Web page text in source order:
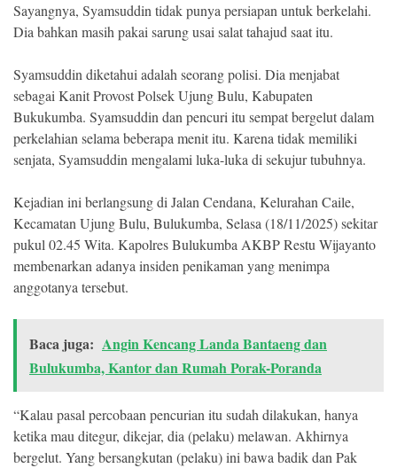
Sayangnya, Syamsuddin tidak punya persiapan untuk berkelahi.
Dia bahkan masih pakai sarung usai salat tahajud saat itu.
Syamsuddin diketahui adalah seorang polisi. Dia menjabat
sebagai Kanit Provost Polsek Ujung Bulu, Kabupaten
Bukukumba. Syamsuddin dan pencuri itu sempat bergelut dalam
perkelahian selama beberapa menit itu. Karena tidak memiliki
senjata, Syamsuddin mengalami luka-luka di sekujur tubuhnya.
Kejadian ini berlangsung di Jalan Cendana, Kelurahan Caile,
Kecamatan Ujung Bulu, Bulukumba, Selasa (18/11/2025) sekitar
pukul 02.45 Wita. Kapolres Bulukumba AKBP Restu Wijayanto
membenarkan adanya insiden penikaman yang menimpa
anggotanya tersebut.
Baca juga: Angin Kencang Landa Bantaeng dan
Bulukumba, Kantor dan Rumah Porak-Poranda
“Kalau pasal percobaan pencurian itu sudah dilakukan, hanya
ketika mau ditegur, dikejar, dia (pelaku) melawan. Akhirnya
bergelut. Yang bersangkutan (pelaku) ini bawa badik dan Pak